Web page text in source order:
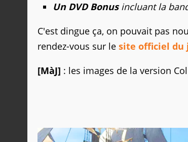
Un DVD Bonusincluant la
C'est dingue ça, on pouvait pas
rendez-vous sur le site officiel du
[MàJ] : les images de la version